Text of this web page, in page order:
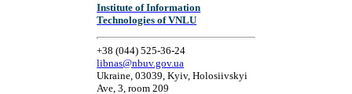
Institute of Information
Technologies of VNLU
+38 (044) 525-36-24
libnas@nbuv.gov.ua
Ukraine, 03039, Kyiv, Holosiivskyi
Ave, 3, room 209